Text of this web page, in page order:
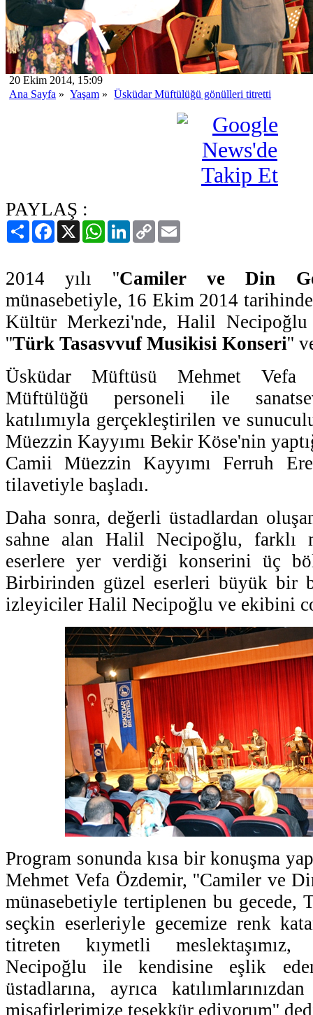
20 Ekim 2014, 15:09
Ana Sayfa » Yaşam » Üsküdar Müftülüğü gönülleri titretti
PAYLAŞ :
PaylaşFacebook
X WhatsAppLinkedIn
Copy
Link
2014 yılı ''Camiler ve Din
münasebetiyle, 16 Ekim 2014
Kültür Merkezi'nde, Halil Necipoğlu
''Türk Tasasvvuf Musikisi Konseri''
Üsküdar Müftüsü Mehmet Vefa
Müftülüğü personeli ile
katılımıyla gerçekleştirilen ve
Müezzin Kayyımı Bekir Köse'nin
Camii Müezzin Kayyımı Ferruh
tilavetiyle başladı.
Daha sonra, değerli üstadlardan
sahne alan Halil Necipoğlu, farklı
eserlere yer verdiği konserini üç
Birbirinden güzel eserleri büyük bir
izleyiciler Halil Necipoğlu ve ekibini
Program sonunda kısa bir konuşma
Mehmet Vefa Özdemir, ''Camiler ve
münasebetiyle tertiplenen bu gecede,
seçkin eserleriyle gecemize renk
titreten kıymetli
Necipoğlu ile kendisine eşlik
üstadlarına, ayrıca
misafirlerimize teşekkür ediyorum''